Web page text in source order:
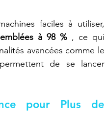
faciles à utiliser,
à 98 % , ce qui
de se lancer
pour Plus de